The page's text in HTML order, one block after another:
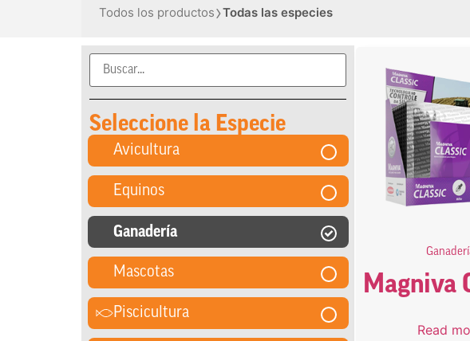
Todos los productos›Todas las especies
Seleccione la Especie
Avicultura
Equinos
Ganadería
Mascotas
Piscicultura
Magniva
Read